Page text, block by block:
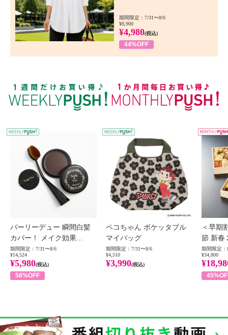
期間限定：7/31〜8/6
¥8,900
¥4,980(税込)
44%OFF
WEEKLY PUSH
パーリーデュー 瞬間白髪
カバー！ メイク効果...
期間限定：7/31〜8/6
¥14,524
¥5,980(税込)
58%OFF
ペコちゃん ポケッタブル
マイバッグ
期間限定：7/31〜8/6
¥4,510
¥3,990(税込)
＜早期
節 新春
期間限定：
¥34,800